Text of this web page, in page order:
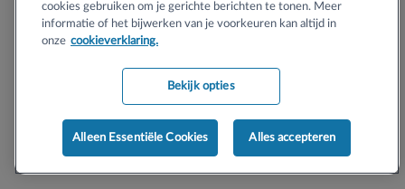
cookies gebruiken om je gerichte berichten te tonen. Meer
informatie of het bijwerken van je voorkeuren kan altijd in
onze cookieverklaring.
Bekijk opties
Alleen Essentiële Cookies Alles accepteren